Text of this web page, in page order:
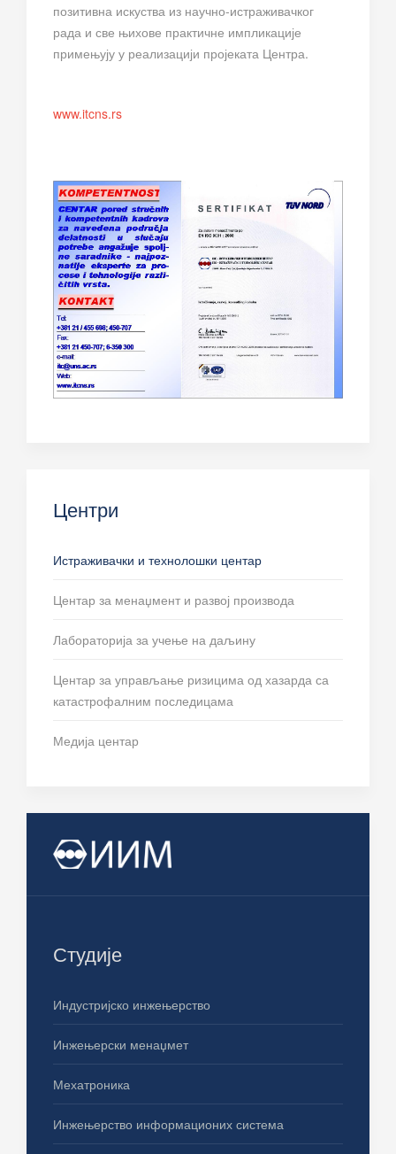
позитивна искуства из научно-истраживачког
рада и све њихове практичне импликације
примењују у реализацији пројеката Центра.
www.itcns.rs
Центри
Истраживачки и технолошки центар
Центар за менаџмент и развој производа
Лабораторија за учење на даљину
Центар за управљање ризицима од хазарда са
катастрофалним последицама
Медија центар
Студије
Индустријско инжењерство
Инжењерски менаџмет
Мехатроника
Инжењерство информационих система